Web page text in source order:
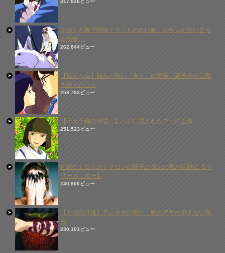
317,836ビュー
エボシと親子関係！？「もののけ姫」のサンの生い立ち
が悲惨…
262,844ビュー
【風立ちぬ】知ると怖い「来て」の意味…菜穂子が二郎
を誘ったワケ
259,783ビュー
【千と千尋の神隠し】ハクに隠された２つの正体…
251,523ビュー
何故亡くなった！？ロンの双子の兄弟の死が話題に【ハ
リーポッター】
240,900ビュー
【もののけ姫】アシタカの呪い、腕のアザが消えない理
由
230,103ビュー